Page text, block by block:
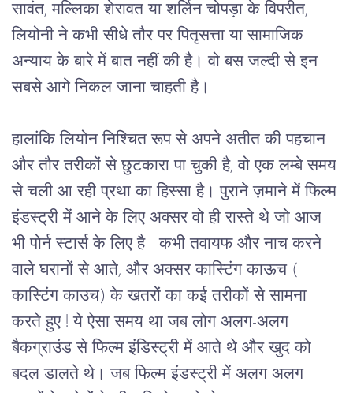
सावंत, मल्लिका शेरावत या शर्लिन चोपड़ा के विपरीत,
लियोनी ने कभी सीधे तौर पर पितृसत्ता या सामाजिक
अन्याय के बारे में बात नहीं की है। वो बस जल्दी से इन
सबसे आगे निकल जाना चाहती है।
हालांकि लियोन निश्चित रूप से अपने अतीत की पहचान
और तौर-तरीकों से छुटकारा पा चुकी है, वो एक लम्बे समय
से चली आ रही प्रथा का हिस्सा है। पुराने ज़माने में फिल्म
इंडस्ट्री में आने के लिए अक्सर वो ही रास्ते थे जो आज
भी पोर्न स्टार्स के लिए है - कभी तवायफ और नाच करने
वाले घरानों से आते, और अक्सर कास्टिंग काऊच (
कास्टिंग काउच) के खतरों का कई तरीकों से सामना
करते हुए ! ये ऐसा समय था जब लोग अलग-अलग
बैकग्राउंड से फिल्म इंडिस्ट्री में आते थे और खुद को
बदल डालते थे। जब फिल्म इंडस्ट्री में अलग अलग